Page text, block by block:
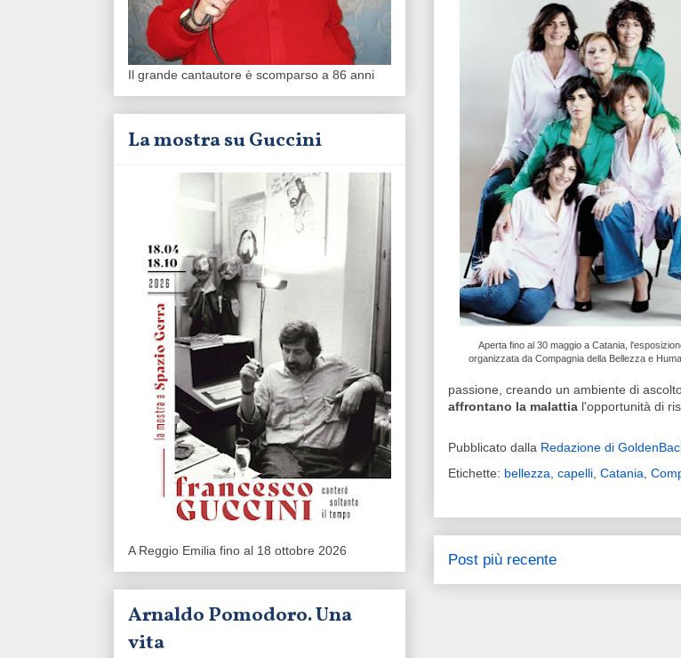
Aperta fino al 30 maggio a Catania,
organizzata da Compagnia della Bellezza e
passione, creando un ambiente di
affrontano la malattia l'opportunità di
Pubblicato dalla Redazione di
Etichette: bellezza capelli Catania
Post più recente
Il grande cantautore è scomparso a 86 anni
La mostra su Guccini
A Reggio Emilia fino al 18 ottobre 2026
Arnaldo Pomodoro. Una
vita